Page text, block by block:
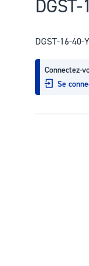
DGST-16-
Connectez-
Se